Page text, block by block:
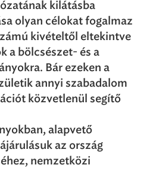
kilátásba
olyan célokat fogalmaz
kivételtől eltekintve
a bölcsészet- és a
Bár ezeken a
annyi szabadalom
közvetlenül segítő
alapvető
az ország
nemzetközi